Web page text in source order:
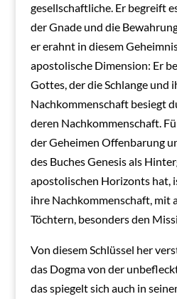
gesellschaftliche. Er begreift
der Gnade und die
er erahnt in diesem
apostolische Dimension: Er
Gottes, der die Schlange und
Nachkommenschaft besiegt
deren Nachkommenschaft.
der Geheimen Offenbarung
des Buches Genesis als
apostolischen Horizonts hat,
ihre Nachkommenschaft, mit
Töchtern, besonders den
Von diesem Schlüssel her
das Dogma von der
das spiegelt sich auch in